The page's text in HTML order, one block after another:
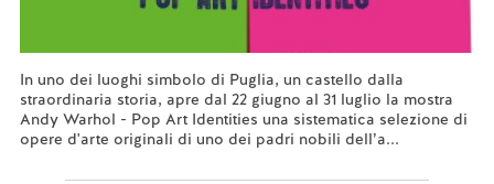
In uno dei luoghi simbolo di Puglia, un castello dalla
straordinaria storia, apre dal 22 giugno al 31 luglio la mostra
Andy Warhol - Pop Art Identities una sistematica selezione di
opere d'arte originali di uno dei padri nobili dell’a...